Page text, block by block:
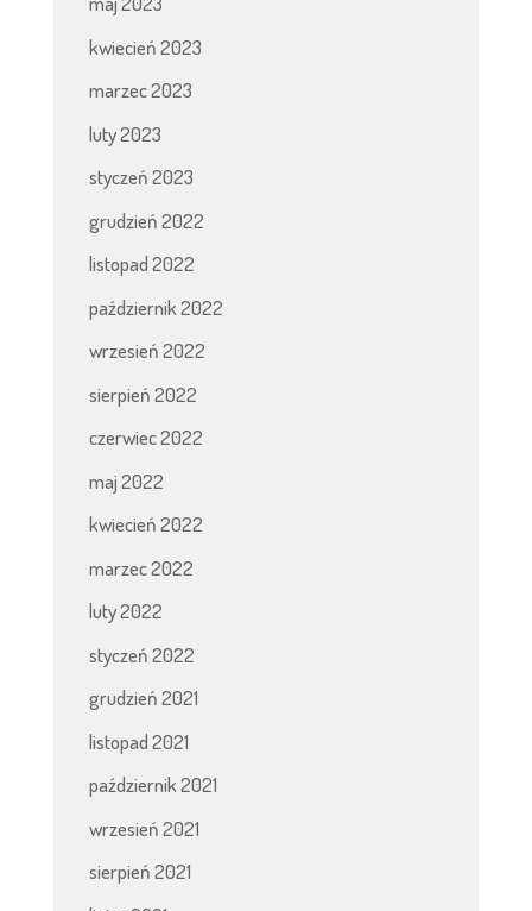
kwiecień 2023
marzec 2023
luty 2023
styczeń 2023
grudzień 2022
listopad 2022
październik 2022
wrzesień 2022
sierpień 2022
czerwiec 2022
maj 2022
kwiecień 2022
marzec 2022
luty 2022
styczeń 2022
grudzień 2021
listopad 2021
październik 2021
wrzesień 2021
sierpień 2021